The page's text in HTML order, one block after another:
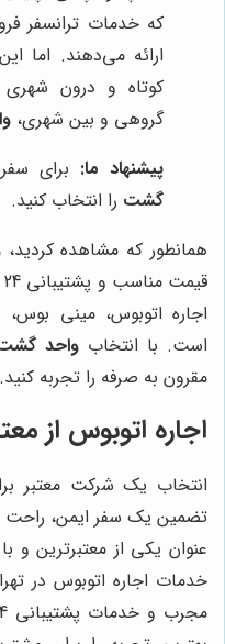
که خدمات ترانسفر
ارائه می‌دهند. اما
کوتاه و درون
گروهی و بین شهری،
پیشنهاد ما: برای
گشت را انتخاب کنید.
همانطور که مشاهده کردید،
اجاره اتوبوس، مینی
است. با انتخاب واحد
مقرون به صرفه را تجربه کنید.
اجاره اتوبوس از
انتخاب یک شرکت معتبر
تضمین یک سفر ایمن، راحت
عنوان یکی از معتبرترین و
خدمات اجاره اتوبوس در